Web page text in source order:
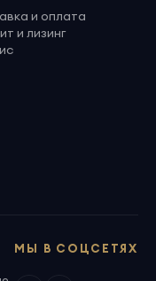
и оплата
и лизинг
МЫ В СОЦСЕТЯХ